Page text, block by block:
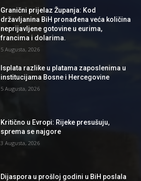
Granični prijelaz Županja: Kod
državljanina BiH pronađena veća količina
neprijavljene gotovine u eurima,
francima i dolarima.
5 Augusta, 2026
Isplata razlike u platama zaposlenima u
institucijama Bosne i Hercegovine
5 Augusta, 2026
Kritično u Evropi: Rijeke presušuju,
sprema se najgore
3 Augusta, 2026
Dijaspora u prošloj godini u BiH poslala